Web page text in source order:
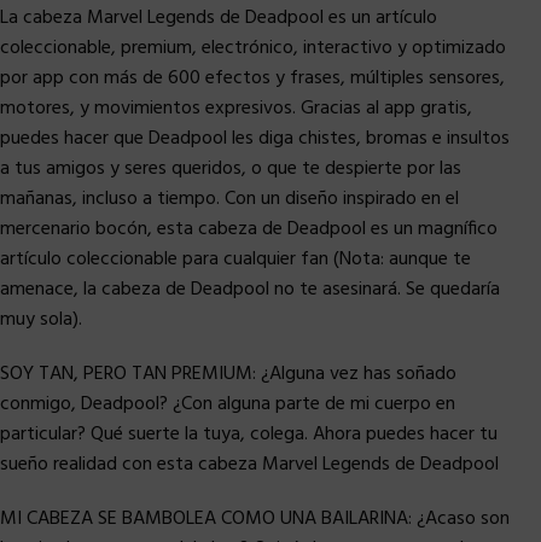
La cabeza Marvel Legends de Deadpool es un artículo
coleccionable, premium, electrónico, interactivo y optimizado
por app con más de 600 efectos y frases, múltiples sensores,
motores, y movimientos expresivos. Gracias al app gratis,
puedes hacer que Deadpool les diga chistes, bromas e insultos
a tus amigos y seres queridos, o que te despierte por las
mañanas, incluso a tiempo. Con un diseño inspirado en el
mercenario bocón, esta cabeza de Deadpool es un magnífico
artículo coleccionable para cualquier fan (Nota: aunque te
amenace, la cabeza de Deadpool no te asesinará. Se quedaría
muy sola).
SOY TAN, PERO TAN PREMIUM: ¿Alguna vez has soñado
conmigo, Deadpool? ¿Con alguna parte de mi cuerpo en
particular? Qué suerte la tuya, colega. Ahora puedes hacer tu
sueño realidad con esta cabeza Marvel Legends de Deadpool
MI CABEZA SE BAMBOLEA COMO UNA BAILARINA: ¿Acaso son